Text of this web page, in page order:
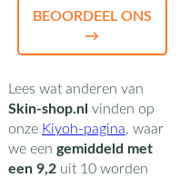
BEOORDEEL ONS
→
Lees wat anderen van
Skin-shop.nl vinden op
onze Kiyoh-pagina, waar
we een gemiddeld met
een 9,2uit 10worden